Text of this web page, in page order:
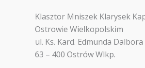
Klasztor Mniszek Klarysek
Ostrowie Wielkopolskim
ul. Ks. Kard. Edmunda Dalbora
63 – 400 Ostrów Wlkp.